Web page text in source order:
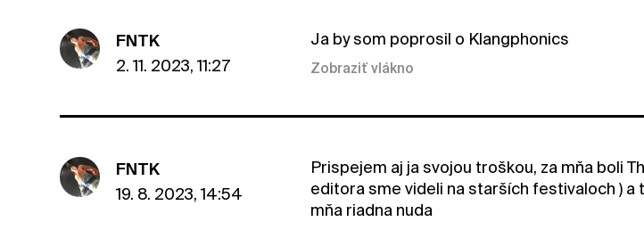
FNTK
2. 11. 2023, 11:27
Ja by som poprosil o Klangphonics
Zobraziť vlákno
FNTK
19. 8. 2023, 14:54
Prispejem aj ja svojou troškou, za mňa boli
editora sme videli na starších festivaloch )
mňa riadna nuda